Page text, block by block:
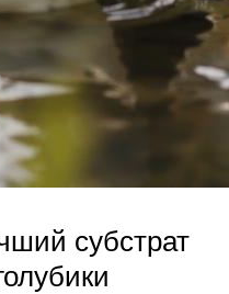
субстрат